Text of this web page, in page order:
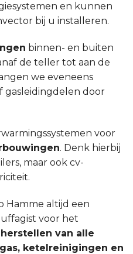
en kunnen
bij u installeren.
binnen- en buiten
de teller tot aan de
we eveneens
gasleidingdelen door
voor
. Denk hierbij
maar ook cv-
Hamme altijd een
voor het
herstellen van alle
ketelreinigingen en